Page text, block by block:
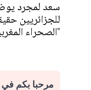
سعد لمجرد
للجزائريين
"الصحراء
مرحبا بكم في